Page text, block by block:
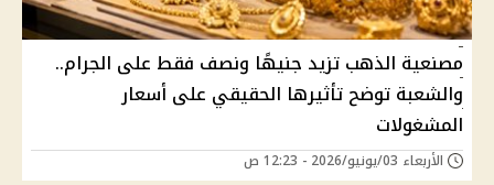
مصنعية الذهب تزيد جنيهًا ونصف فقط على الجرام..
والشعبة توضح تأثيرها الحقيقي على أسعار
المشغولات
الأربعاء 03/يونيو/2026 - 12:23 ص